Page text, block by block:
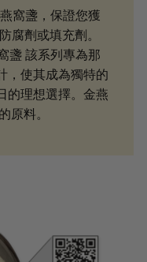
窩盞，保證您獲
腐劑或填充劑。
該系列專為那
，使其成為獨特的
的理想選擇。金燕
原料。